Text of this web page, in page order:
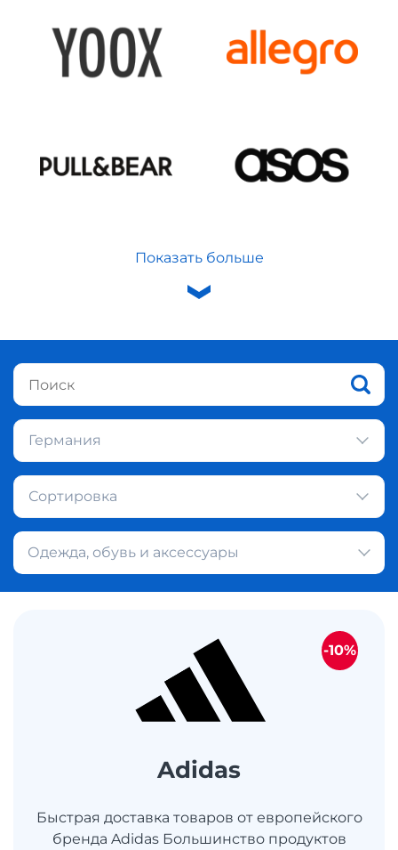
Показать больше
Германия
Сортировка
Одежда, обувь и аксессуары
Adidas
Быстрая доставка товаров от европейского
бренда Adidas Большинство продуктов
-10%